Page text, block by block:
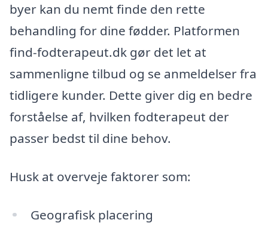
byer kan du nemt finde den rette
behandling for dine fødder. Platformen
find-fodterapeut.dk gør det let at
sammenligne tilbud og se anmeldelser fra
tidligere kunder. Dette giver dig en bedre
forståelse af, hvilken fodterapeut der
passer bedst til dine behov.
Husk at overveje faktorer som:
Geografisk placering